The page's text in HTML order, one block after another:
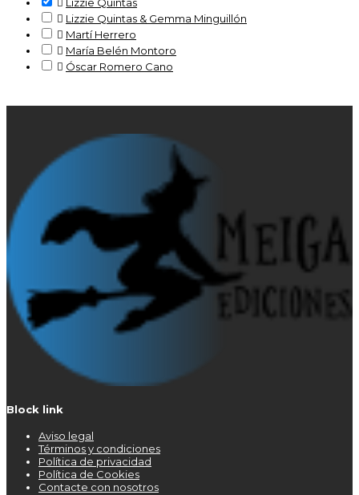
 Lizzie Quintas & Gemma Minguillón
 Martí Herrero
 María Belén Montoro
 Óscar Romero Cano
Block link
Aviso legal
Términos y condiciones
Política de privacidad
Política de Cookies
Contacte con nosotros